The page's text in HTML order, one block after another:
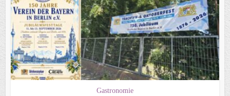
Gastronomie